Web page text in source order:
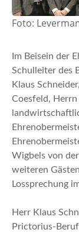
Foto:
Im Beisein der
Schulleiter des
Klaus
Coesfeld, Herrn
Wigbels von
weiteren
Lossprechung
Herr Klaus
Prictorius-